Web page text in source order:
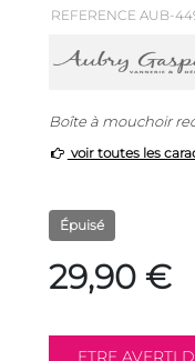
REFERENCE AUB-
Boîte à mouchoir
voir toutes les
Épuisé
29,90 €